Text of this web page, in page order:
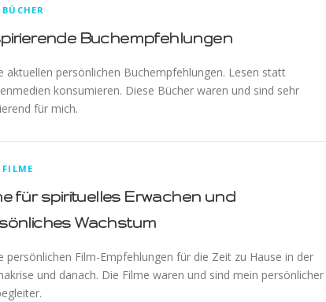
BÜCHER
Buchempfehlungen
aktuellen persönlichen Buchempfehlungen. Lesen statt
konsumieren. Diese Bücher waren und sind sehr
für mich.
FILME
für spirituelles Erwachen und
Wachstum
persönlichen Film-Empfehlungen für die Zeit zu Hause in der
und danach. Die Filme waren und sind mein persönlicher